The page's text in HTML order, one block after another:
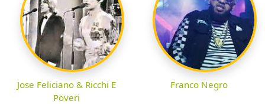
Jose Feliciano & Ricchi E
Poveri
Franco Negro